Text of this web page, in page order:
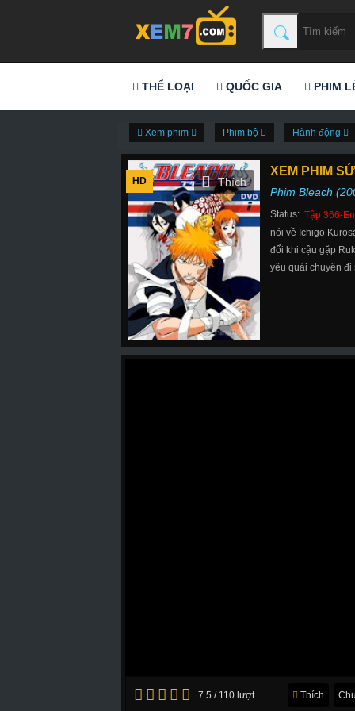
THỂ LOẠI QUỐC GIA PHIM
Xem phim Phim bộ Hành động
HD
XEM PHIM
Phim Bleach
Status: Tập 366-
nói về Ichigo
đổi khi cậu gặp
yêu quái chuyên
7.5 / 110 lượt Thích